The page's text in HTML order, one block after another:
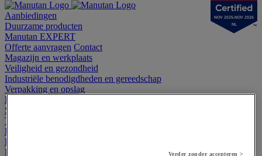
Aanbiedingen
Duurzame producten
Manutan EXPERT
Offerte aanvragen Contact
Magazijn en werkplaats
Veiligheid en gezondheid
Industriële benodigdheden en gereedschap
Verpakking en opslag
Hygiëne
Sport en vrije tijd
Terrein
Kantoor
Horeca
Buitenmeubilair
NOV 2025-NOV 2026
NL
Verder zonder accepteren >